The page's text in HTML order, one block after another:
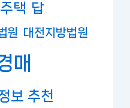
택 답
원 대전지방법원
매
보 추천